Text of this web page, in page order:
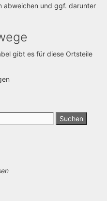
abweichen und ggf. darunter
gibt es für diese Ortsteile